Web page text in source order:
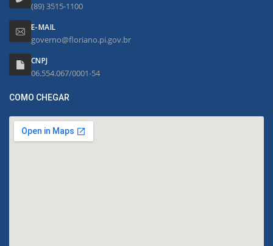
(89) 3515-1100
E-MAIL
governo@floriano.pi.gov.br
CNPJ
06.554.067/0001-54
COMO CHEGAR